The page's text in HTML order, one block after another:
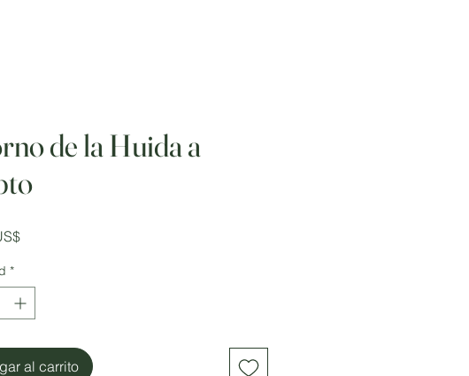
de la Huida a
Precio
*
al carrito